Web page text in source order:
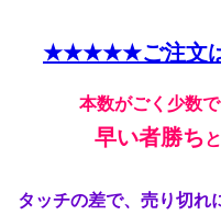
★★★★★ご注文
本数がごく少数
早い者勝ち
タッチの差で、売り切れ